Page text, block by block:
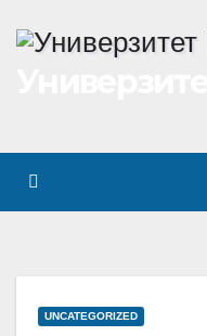
UNCATEGORIZED